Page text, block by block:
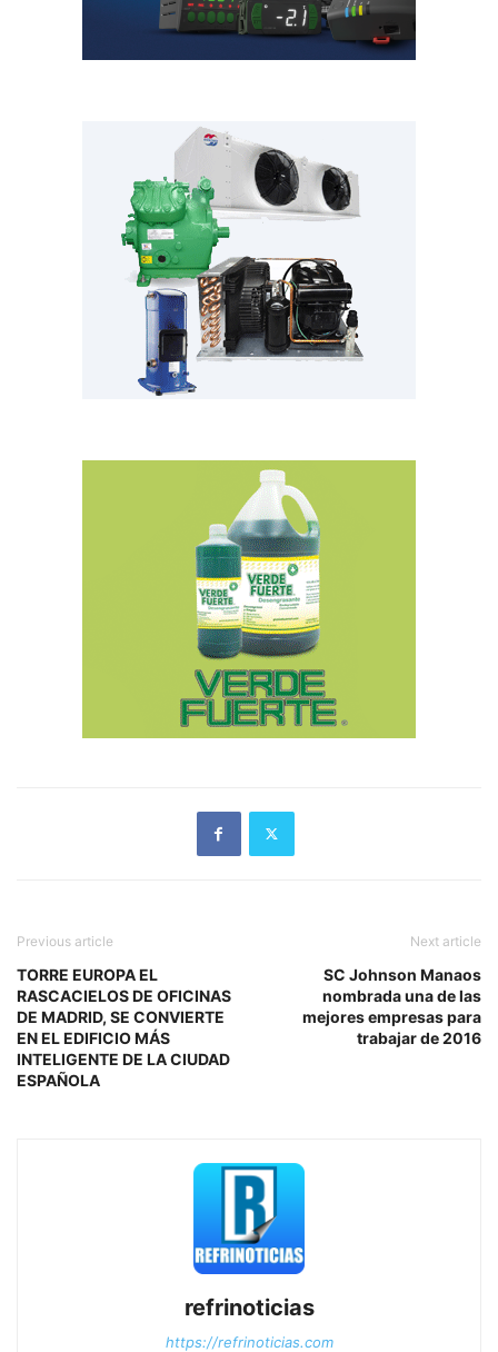
Previous article
TORRE EUROPA EL
RASCACIELOS DE OFICINAS
DE MADRID, SE CONVIERTE
EN EL EDIFICIO MÁS
INTELIGENTE DE LA CIUDAD
ESPAÑOLA
Next article
SC Johnson Manaos
nombrada una de las
mejores empresas para
trabajar de 2016
refrinoticias
https://refrinoticias.com